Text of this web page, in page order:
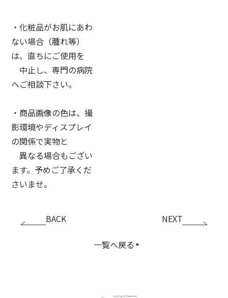
・化粧品がお肌にあわ
ない場合（腫れ等）
は、直ちにご使用を
中止し、専門の病院
へご相談下さい。
・商品画像の色は、撮
影環境やディスプレイ
の関係で実物と
異なる場合もござい
ます。予めご了承くだ
さいませ。
BACK
一覧へ戻る
NEXT